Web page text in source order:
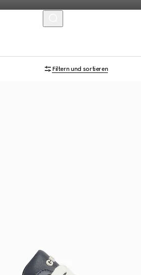
Filtern und sortieren